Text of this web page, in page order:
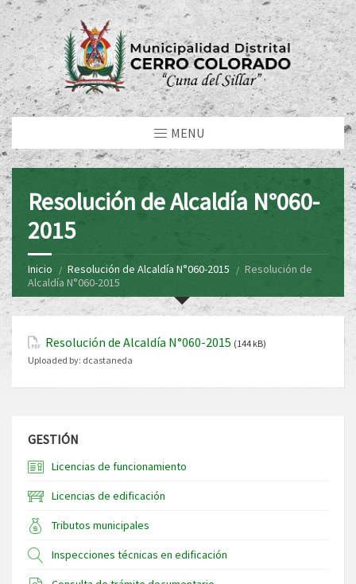
MENU
Resolución de Alcaldía N°060-
2015
Inicio Resolución de Alcaldía N°060-2015
Resolución de
Alcaldía N°060-2015
Resolución de Alcaldía N°060-2015 (144 kB)
Uploaded by: dcastaneda
GESTIÓN
Licencias de funcionamiento
Licencias de edificación
Tributos municipales
Inspecciones técnicas en edificación